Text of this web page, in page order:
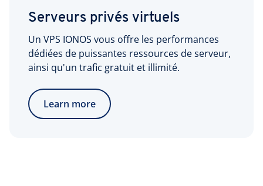
Serveurs privés virtuels
Un VPS IONOS vous offre les performances
dédiées de puissantes ressources de serveur,
ainsi qu'un trafic gratuit et illimité.
Learn more